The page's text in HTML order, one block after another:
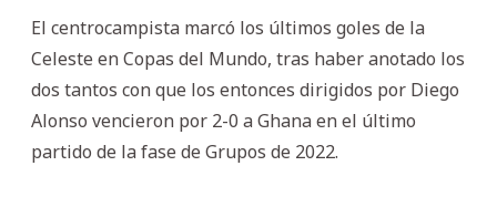
El centrocampista marcó los últimos goles de la
Celeste en Copas del Mundo, tras haber anotado los
dos tantos con que los entonces dirigidos por Diego
Alonso vencieron por 2-0 a Ghana en el último
partido de la fase de Grupos de 2022.